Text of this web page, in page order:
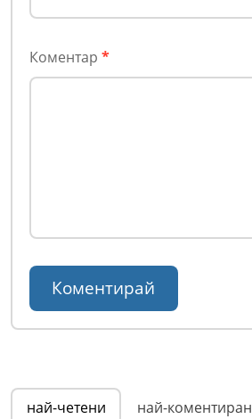
Коментар *
най-четени най-